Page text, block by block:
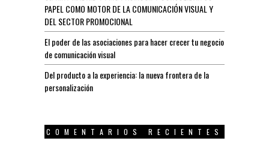
PAPEL COMO MOTOR DE LA COMUNICACIÓN VISUAL Y
DEL SECTOR PROMOCIONAL
El poder de las asociaciones para hacer crecer tu negocio
de comunicación visual
Del producto a la experiencia: la nueva frontera de la
personalización
COMENTARIOS RECIENTES